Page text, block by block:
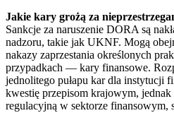
Jakie kary grożą za
Sankcje za naruszenie DORA są
nadzoru, takie jak UKNF. Mogą
nakazy zaprzestania określonych
przypadkach — kary finansowe.
jednolitego pułapu kar dla instytucji
kwestię przepisom krajowym,
regulacyjną w sektorze finansowym,